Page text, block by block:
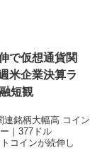
で仮想通貨関
米企業決算ラ
短観
連銘柄大幅高 コイン
｜377ドル
コインが続伸し